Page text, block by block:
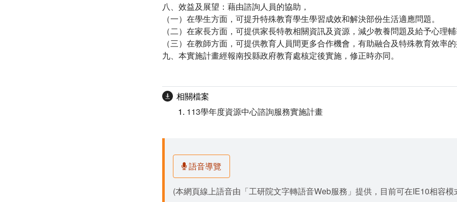
八、效益及展望：藉由諮詢人員的協助，
（一）在學生方面，可提升特殊教育學生學習成效和解決部份生活適應問題。
（二）在家長方面，可提供家長特教相關資訊及資源，減少教養問題及給予心理輔
（三）在教師方面，可提供教育人員間更多合作機會，有助融合及特殊教育效率的
九、本實施計畫經報南投縣政府教育處核定後實施，修正時亦同。
相關檔案
113學年度資源中心諮詢服務實施計畫
語音導覽
(本網頁線上語音由「工研院文字轉語音Web服務」提供，目前可在IE10相容